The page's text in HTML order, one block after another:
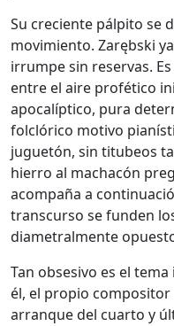
Su creciente pálpito se
movimiento. Zarębski
irrumpe sin reservas.
entre el aire profético
apocalíptico, pura
folclórico motivo
juguetón, sin titubeos
hierro al machacón
acompaña a
transcurso se funden
diametralmente
Tan obsesivo es el tema
él, el propio
arranque del cuarto y